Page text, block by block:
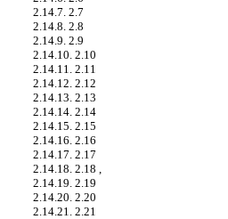
2.14.7. 2.7
2.14.8. 2.8
2.14.9. 2.9
2.14.10. 2.10
2.14.11. 2.11
2.14.12. 2.12
2.14.13. 2.13
2.14.14. 2.14
2.14.15. 2.15
2.14.16. 2.16
2.14.17. 2.17
2.14.18. 2.18 ,
2.14.19. 2.19
2.14.20. 2.20
2.14.21. 2.21